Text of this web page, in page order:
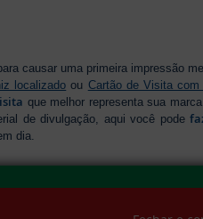
causar uma primeira impressão
localizado ou Cartão de Visita
que melhor representa sua
de divulgação, aqui você pode
dia.
os
Temos o